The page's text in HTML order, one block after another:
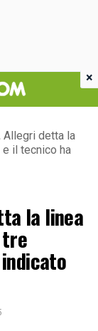
Allegri detta la
il tecnico ha
la linea
tre
×